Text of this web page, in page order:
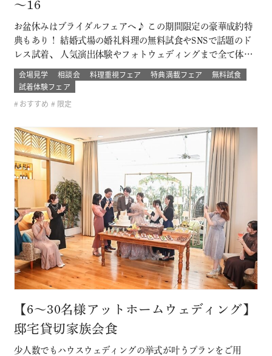
～16
お盆休みはブライダルフェアへ♪ この期間限定の豪華成約特
典もあり！ 結婚式場の婚礼料理の無料試食やSNSで話題のド
レス試着、 人気演出体験やフォトウェディングまで全て体験
できるチャンス！ 結婚式場の婚礼料理の無料試食やSNSで話
題のドレス試着、 人気演出体験やフォトウェディングまで全
SPECIAL BE…
会場見学 相談会 料理重視フェア 特典満載フェア
無料試食
試着体験フェア
おすすめ
限定
【6～30名様アットホームウェディング】
邸宅貸切家族会食
少人数でもハウスウェディングの挙式が叶うプランをご用